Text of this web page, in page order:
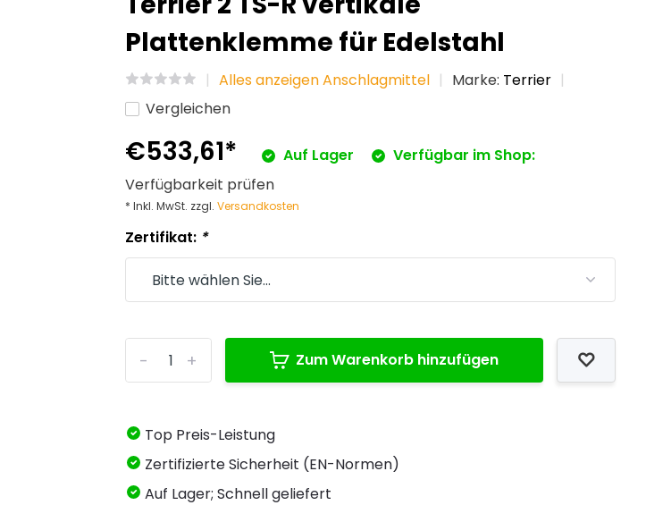
Plattenklemme für Edelstahl
Alles anzeigen Anschlagmittel Marke: Terrier
Vergleichen
€533,61* Auf Lager
Verfügbar im Shop:
Verfügbarkeit prüfen
* Inkl. MwSt. zzgl.Versandkosten
Zertifikat: *
+
- Zum Warenkorb hinzufügen
Top Preis-Leistung
Zertifizierte Sicherheit (EN-Normen)
Auf Lager; Schnell geliefert